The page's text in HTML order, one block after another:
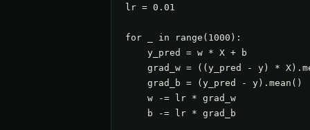
lr = 0.01
for _ in range(1000):
    y_pred = w * X + b
grad_w = ((y_pred - y) *
    grad_b = (y_pred - y).mean()
    w -= lr * grad_w
    b -= lr * grad_b